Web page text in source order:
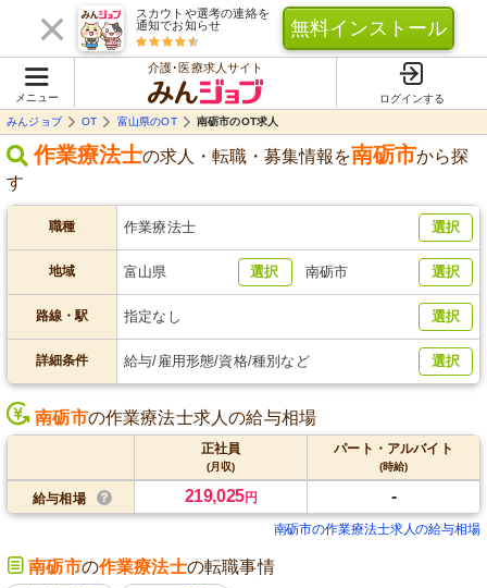
スカウトや選考の連絡を
通知でお知らせ
無料インストール
メニュー
介護･医療求人サイト
ログインする
みんジョブ
OT 富山県のOT 南砺市のOT求人
作業療法士の求人・転職・募集情報を南砺市から探
す
職種 作業療法士 選択
地域 富山県 選択 南砺市 選択
路線・駅 指定なし 選択
詳細条件 給与/雇用形態/資格/種別など 選択
南砺市の作業療法士求人の給与相場
正社員
(月収)
パート・アルバイト
(時給)
給与相場 219,025円 -
南砺市の作業療法士求人の給与相場
南砺市の作業療法士の転職事情